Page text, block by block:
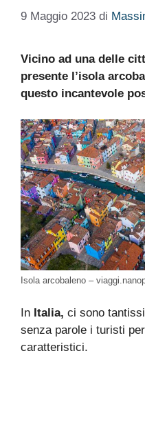
9 Maggio 2023 di
Vicino ad una delle
presente l’isola
questo incantevole
Isola arcobaleno –
In Italia, ci sono
senza parole i turisti
caratteristici.